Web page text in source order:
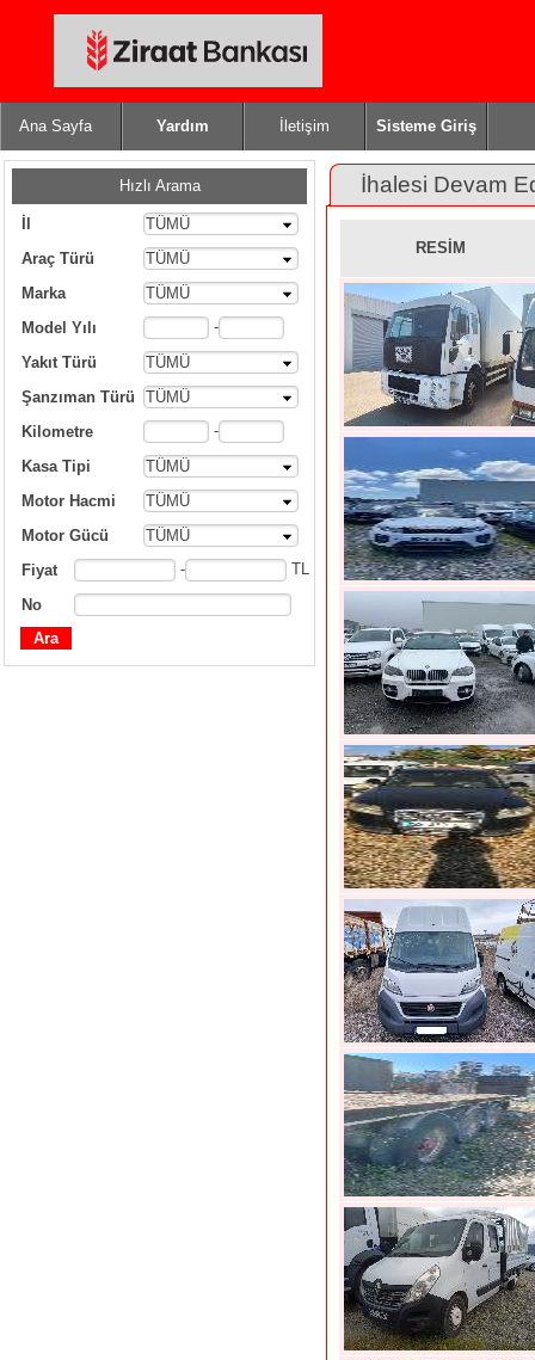
Ana Sayfa Yardım İletişim Sisteme Giriş
Hızlı Arama
TÜMÜ
Araç Türü
TÜMÜ
Marka
TÜMÜ
Model Yılı
-
Yakıt Türü
TÜMÜ
Şanzıman Türü
TÜMÜ
Kilometre
-
Kasa Tipi
TÜMÜ
Motor Hacmi
TÜMÜ
Motor Gücü
TÜMÜ
Fiyat
- TL
No
İhalesi Devam
RESİM